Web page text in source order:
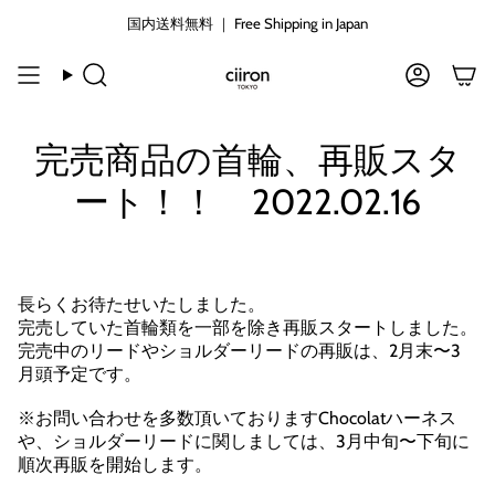
国内送料無料 ｜ Free Shipping in Japan
検
ア
ン
ト
完売商品の首輪、再販スタ
ート！！ 2022.02.16
長らくお待たせいたしました。
完売していた首輪類を一部を除き再販スタートしました。
完売中のリードやショルダーリードの再販は、2月末〜3
月頭予定です。
※お問い合わせを多数頂いておりますChocolatハーネス
や、ショルダーリードに関しましては、 3月中旬〜下旬に
順次再販を開始します。